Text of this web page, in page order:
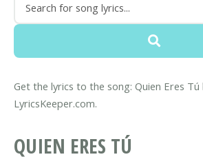
Get the lyrics to the song: Quien Eres
LyricsKeeper.com.
QUIEN ERES TÚ